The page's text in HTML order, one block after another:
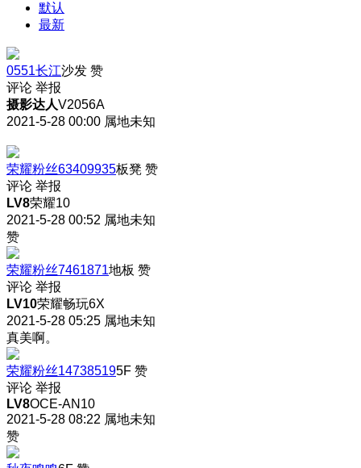
默认
最新
0551长江沙发 赞
评论 举报
摄影达人V2056A
2021-5-28 00:00 属地未知
荣耀粉丝63409935板凳 赞
评论 举报
LV8荣耀10
2021-5-28 00:52 属地未知
赞
荣耀粉丝7461871地板 赞
评论 举报
LV10荣耀畅玩6X
2021-5-28 05:25 属地未知
真美啊。
荣耀粉丝147385195F 赞
评论 举报
LV8OCE-AN10
2021-5-28 08:22 属地未知
赞